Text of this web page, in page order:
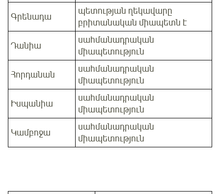
Գրենադա
պետության ղեկավարը
բրիտանական միապետն է
Դանիա
սահմանադրական
միապետություն
Հորդանան
սահմանադրական
միապետություն
Իսպանիա
սահմանադրական
միապետություն
Կամբոջա
սահմանադրական
միապետություն